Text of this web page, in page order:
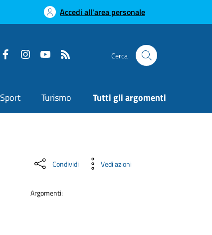
Accedi all'area personale
Cerca
Sport Turismo Tutti gli argomenti
Condividi Vedi azioni
Argomenti: